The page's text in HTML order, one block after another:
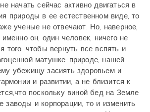
начать сейчас активно двигаться в
природы в ее естественном виде, то
ученые не отвечают. Но, наверное,
он, один человек, ничего не
того, чтобы вернуть все вспять и
матушке-природе, нашей
убежищу засиять здоровьем и
и развитии, а не близится к
поскольку виной бед на Земле
заводы и корпорации, то и изменить